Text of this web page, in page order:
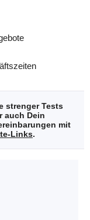
strenger Tests
auch Dein
mit
Links.